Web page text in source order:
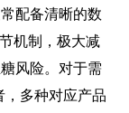
配备清晰的数
机制，极大减
风险。对于需
，多种对应产品